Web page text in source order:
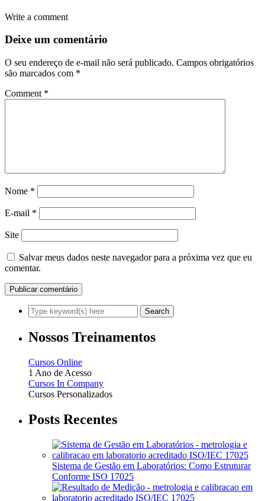
Write a comment
Deixe um comentário
O seu endereço de e-mail não será publicado. Campos obrigatórios
são marcados com *
Comment *
Nome *
E-mail *
Site
Salvar meus dados neste navegador para a próxima vez que eu
comentar.
Nossos Treinamentos
Cursos Online
1 Ano de Acesso
Cursos In Company
Cursos Personalizados
Posts Recentes
Sistema de Gestão em Laboratórios: Como Estruturar
Conforme ISO 17025